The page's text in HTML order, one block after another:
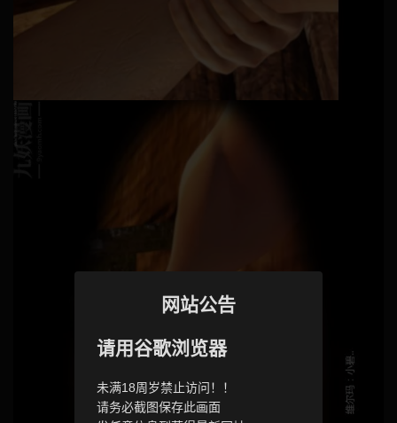
网站公告
请用谷歌浏览器
未满18周岁禁止访问！！
请务必截图保存此画面